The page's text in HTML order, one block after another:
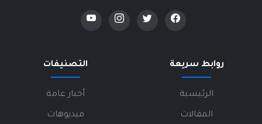
روابط سريعة
الرئيسية
المقالات
التصنيفات
أخبار عامة
فيديوهات